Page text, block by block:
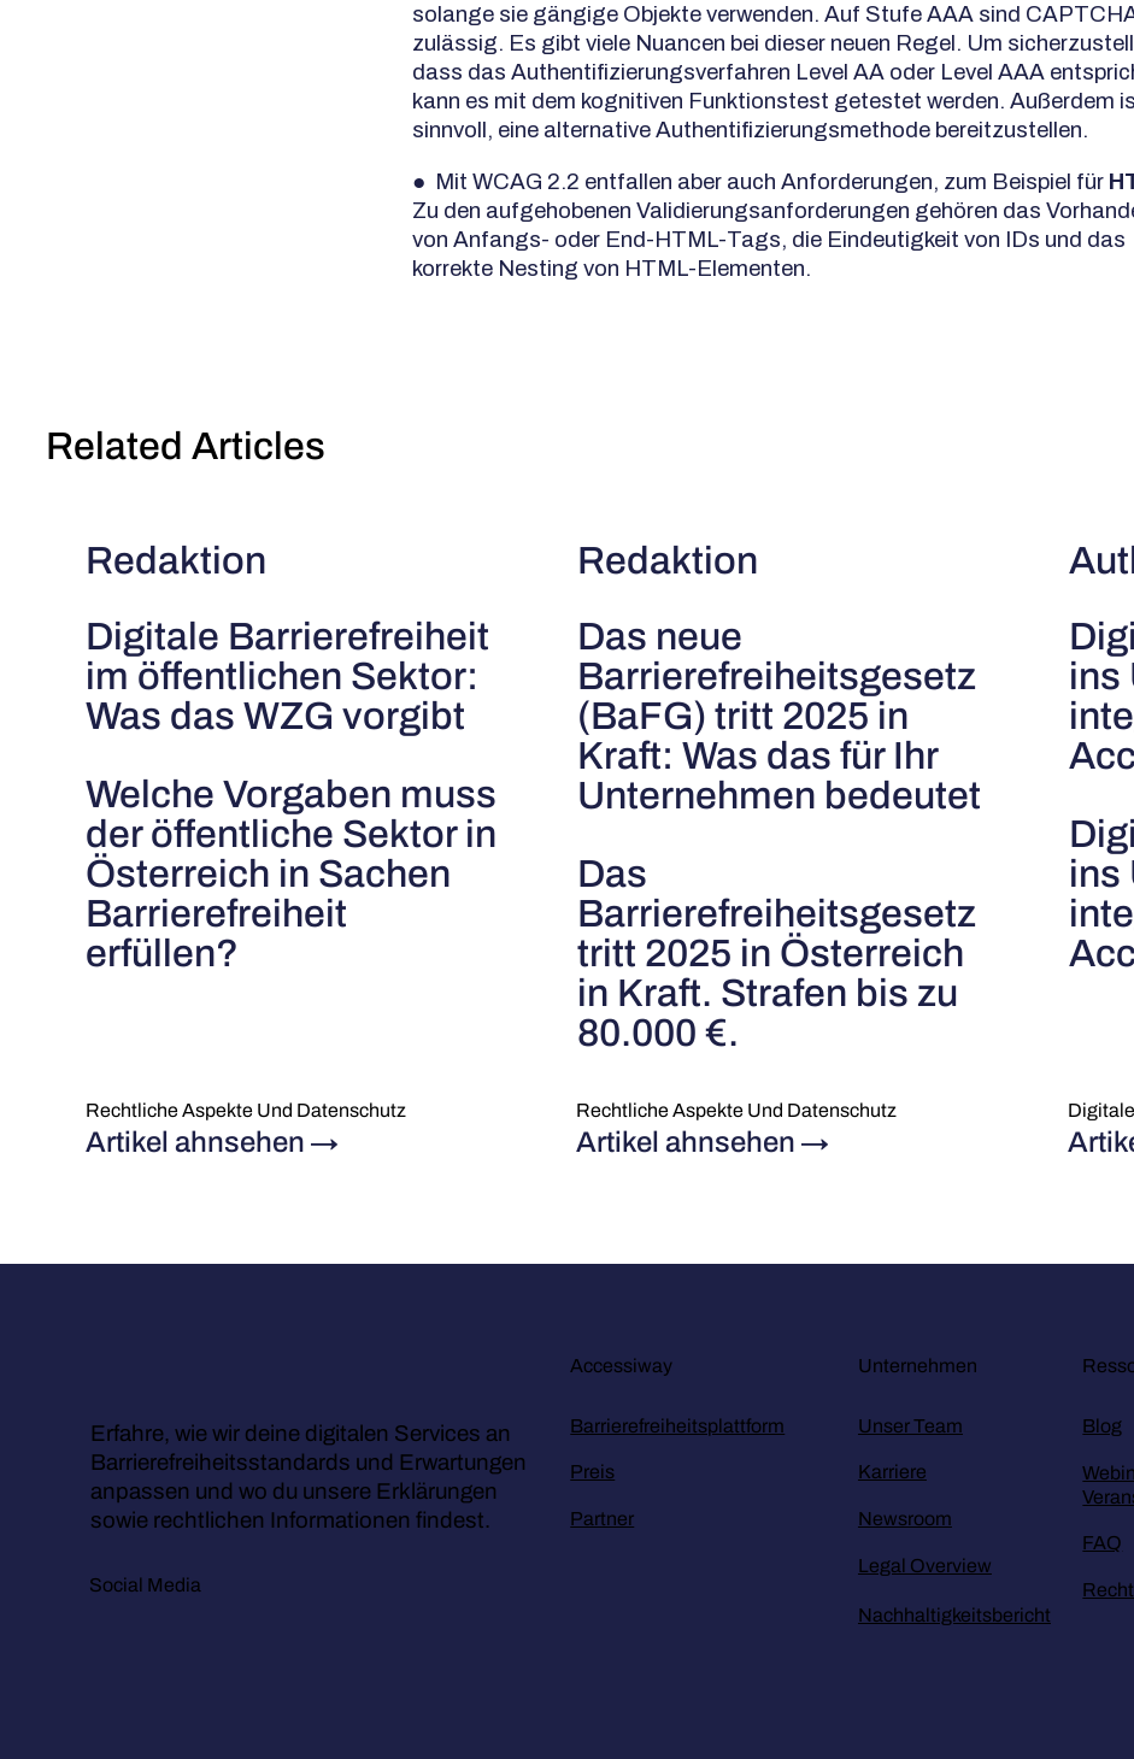
solange sie gängige Objekte verwenden. Auf Stufe AAA sind
zulässig. Es gibt viele Nuancen bei dieser neuen Regel. Um
dass das Authentifizierungsverfahren Level AA oder Level AAA
kann es mit dem kognitiven Funktionstest getestet werden. Außerdem
sinnvoll, eine alternative Authentifizierungsmethode bereitzustellen.
● Mit WCAG 2.2 entfallen aber auch Anforderungen, zum Beispiel für
Zu den aufgehobenen Validierungsanforderungen gehören das
von Anfangs- oder End-HTML-Tags, die Eindeutigkeit von IDs und das
korrekte Nesting von HTML-Elementen.
Redaktion
Digitale Barrierefreiheit
im öffentlichen Sektor:
Was das WZG vorgibt
Welche Vorgaben muss
der öffentliche Sektor in
Österreich in Sachen
Barrierefreiheit
erfüllen?
Rechtliche Aspekte Und Datenschutz
Artikel ahnsehen →
Redaktion
Das neue
Barrierefreiheitsgesetz
(BaFG) tritt 2025 in
Kraft: Was das für Ihr
Unternehmen bedeutet
Das
Barrierefreiheitsgesetz
tritt 2025 in Österreich
in Kraft. Strafen bis zu
80.000 €.
Rechtliche Aspekte Und Datenschutz
Artikel ahnsehen →
ins
ins
Related Articles
Erfahre, wie wir deine digitalen Services an
Barrierefreiheitsstandards und Erwartungen
anpassen und wo du unsere Erklärungen
sowie rechtlichen Informationen findest.
Social Media
Accessiway
Barrierefreiheitsplattform
Preis
Partner
Unternehmen
Unser Team
Karriere
Newsroom
Legal Overview
Nachhaltigkeitsbericht
Blog
FAQ